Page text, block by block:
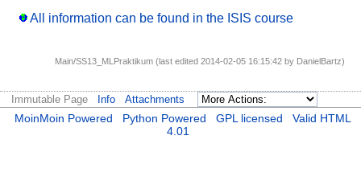
All information can be found in the ISIS course
Main/SS13_MLPraktikum (last edited 2014-02-05 16:15:42 by DanielBartz)
Immutable Page Info Attachments
MoinMoin Powered Python Powered GPL licensed
Valid HTML
4.01